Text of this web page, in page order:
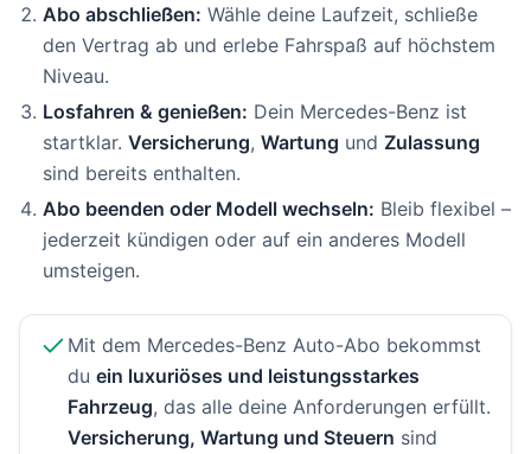
Abo abschließen: Wähle deine Laufzeit, schließe
den Vertrag ab und erlebe Fahrspaß auf höchstem
Niveau.
Losfahren & genießen: Dein Mercedes-Benz ist
startklar. Versicherung, Wartung und Zulassung
sind bereits enthalten.
Abo beenden oder Modell wechseln: Bleib flexibel –
jederzeit kündigen oder auf ein anderes Modell
umsteigen.
Mit dem Mercedes-Benz Auto-Abo bekommst
du ein luxuriöses und leistungsstarkes
Fahrzeug, das alle deine Anforderungen erfüllt.
Versicherung, Wartung und Steuern sind